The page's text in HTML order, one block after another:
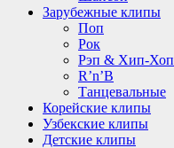
Зарубежные клипы
Поп
Рок
Рэп & Хип-Хоп
R’n’B
Танцевальные
Корейские клипы
Узбекские клипы
Детские клипы